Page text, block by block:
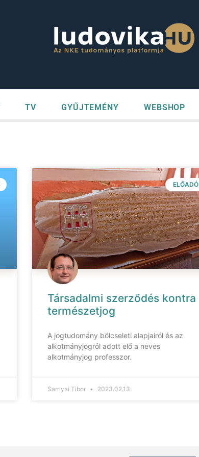
TV GYŰJTEMÉNY WEBSHOP
ELŐADÓ
Társadalmi szerződés kontra
természetjog
A jogtudomány bölcseleti alapjairól és az
alkotmányjogról adott elő a neves
alkotmányjog professzor.
Sarnyai Tibor 2023.02.13.